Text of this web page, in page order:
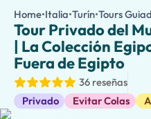
/es/tours/tour-privado-del-
Explora el Museo Egipcio de
Adéntrate en el fascinante
Admira estatuas
¿Viajas con niños? Elige nuestra
¿Deseas descubrir más de
Home•Italia•Turín•Tours
Tour Privado del
| La Colección
Fuera de Egipto
36 reseñas
Privado
Evitar Colas
Tours Guiados